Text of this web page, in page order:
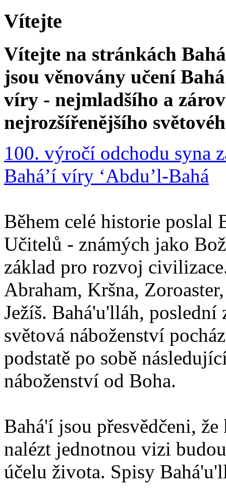
Vítejte
Vítejte na stránkách
jsou věnovány učení
víry - nejmladšího a
nejrozšířenějšího
100. výročí odchodu syna
Bahá’í víry ‘Abdu’l-Bahá
Během celé historie poslal
Učitelů - známých jako
základ pro rozvoj
Abraham, Kršna,
Ježíš. Bahá'u'lláh,
světová náboženství
podstatě po sobě
náboženství od Boha.
Bahá'í jsou přesvědčeni,
nalézt jednotnou vizi
účelu života. Spisy